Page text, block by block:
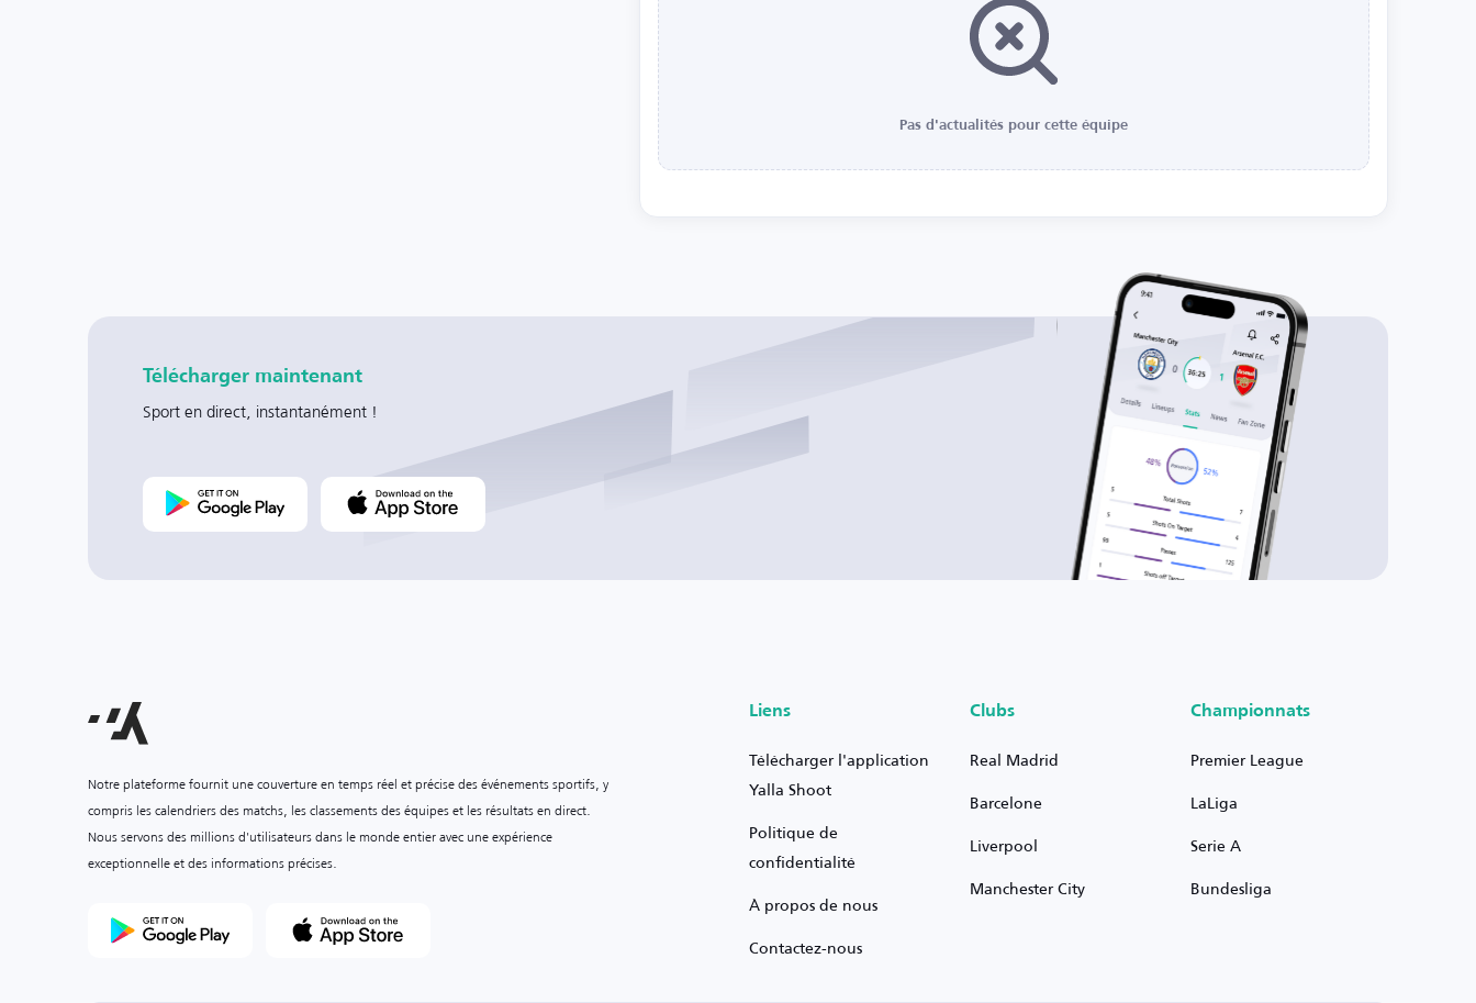
Pas d'actualités pour cette équipe
Télécharger maintenant
Sport en direct, instantanément !
Notre plateforme fournit une couverture en temps réel et précise des événements sportifs, y
compris les calendriers des matchs, les classements des équipes et les résultats en direct.
Nous servons des millions d'utilisateurs dans le monde entier avec une expérience
exceptionnelle et des informations précises.
Liens
Télécharger l'application
Yalla Shoot
Politique de
confidentialité
À propos de nous
Contactez-nous
Clubs
Real Madrid
Barcelone
Liverpool
Manchester City
Championnats
Premier League
LaLiga
Serie A
Bundesliga